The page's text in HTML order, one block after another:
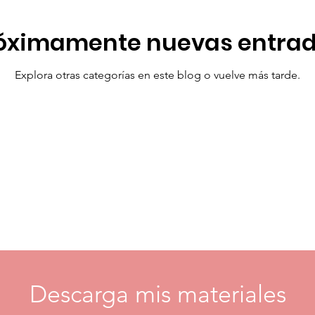
nuevas
Explora otras categorías en este blog o vuelve más tarde.
Descarga mis materiales